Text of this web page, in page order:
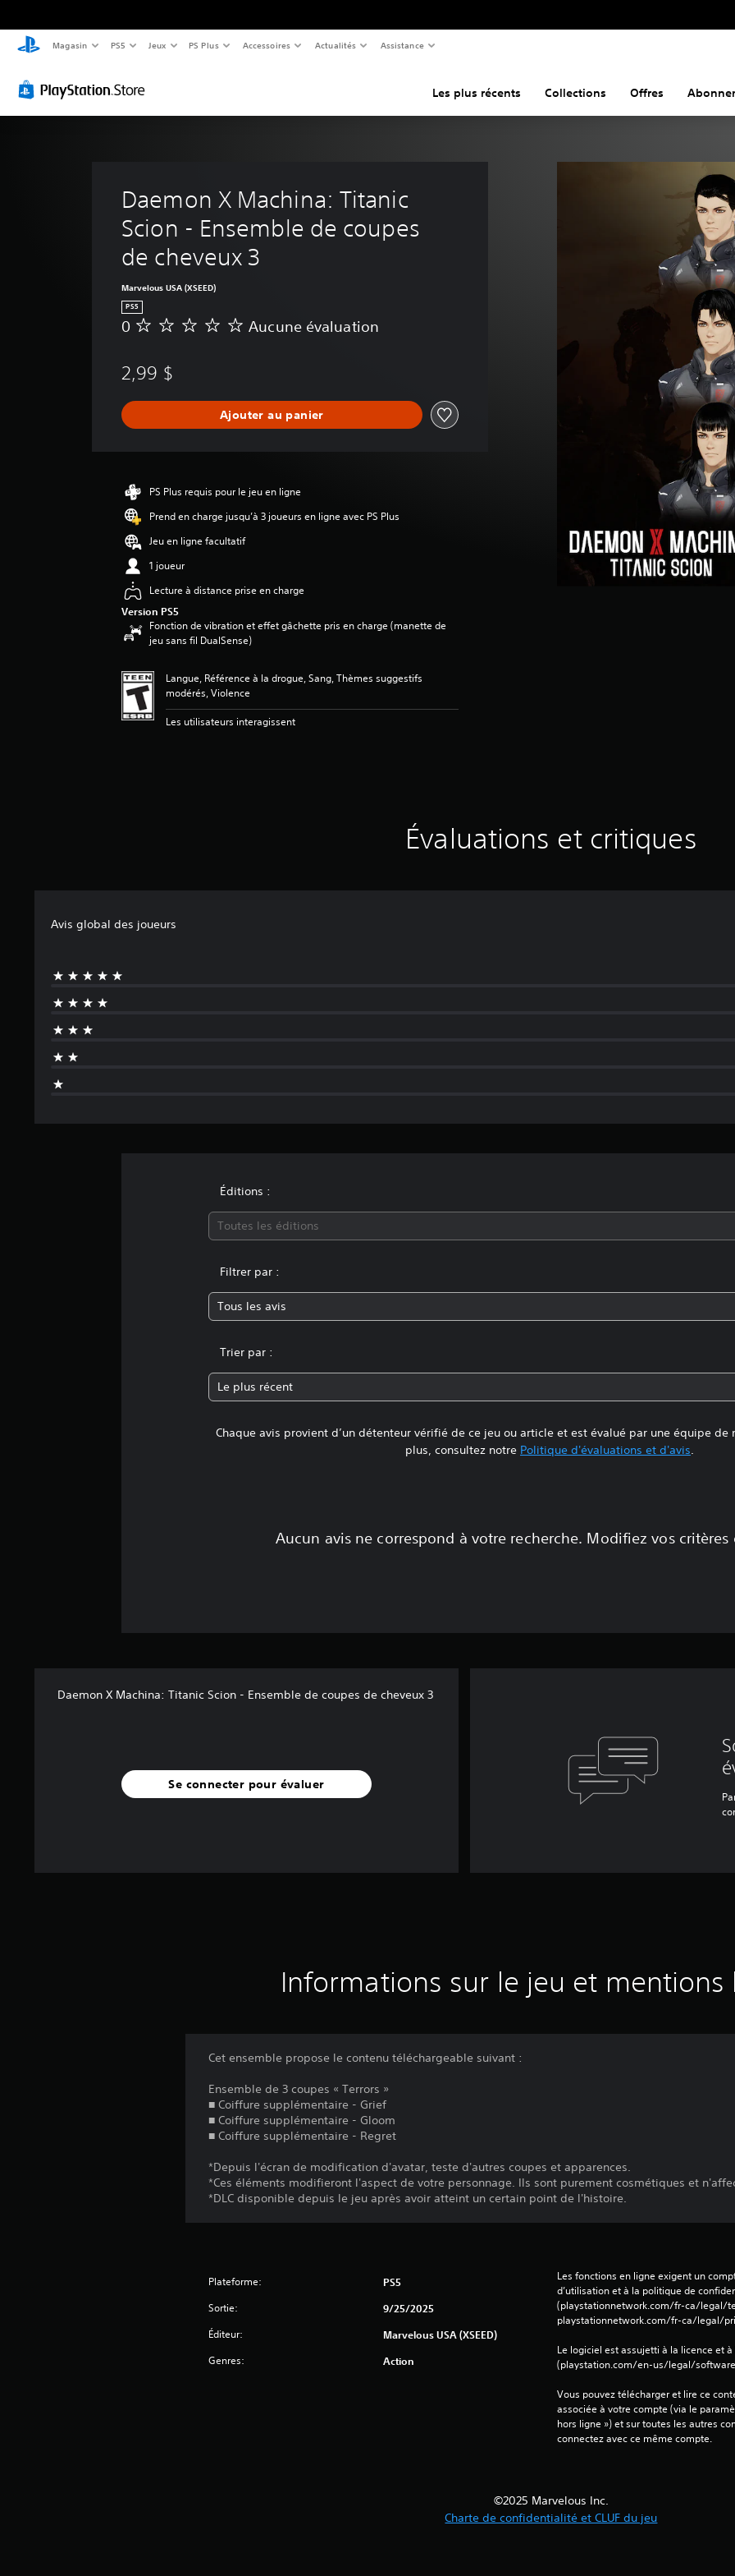
Magasin PS5 Jeux PS Plus Accessoires Actualités Assistance
Les plus récents Collections Offres
Daemon X Machina: Titanic
Scion - Ensemble de coupes
de cheveux 3
Marvelous USA (XSEED)
PS5
A
u
e
é
a
a
t
o
0 Aucune évaluation
2,99 $
Ajouter au panier
PS Plus requis pour le jeu en ligne
Prend en charge jusqu’à 3 joueurs en ligne avec PS Plus
Jeu en ligne facultatif
1 joueur
Lecture à distance prise en charge
Version PS5
Fonction de vibration et effet gâchette pris en charge (manette de
jeu sans fil DualSense)
Langue, Référence à la drogue, Sang, Thèmes suggestifs
modérés, Violence
Les utilisateurs interagissent
Évaluations et critiques
Avis global des joueurs
Éditions :
Toutes les éditions
Filtrer par :
Tous les avis
Trier par :
Le plus récent
Chaque avis provient d’un détenteur vérifié de ce jeu ou article et est évalué par une équipe de
plus, consultez notre Politique d'évaluations et d'avis.
Aucun avis ne correspond à votre recherche. Modifiez vos critères
Daemon X Machina: Titanic Scion - Ensemble de coupes de cheveux 3
Se connecter pour évaluer
Informations sur le jeu et mentions
Cet ensemble propose le contenu téléchargeable suivant :
Ensemble de 3 coupes « Terrors »
■ Coiffure supplémentaire - Grief
■ Coiffure supplémentaire - Gloom
■ Coiffure supplémentaire - Regret
*Depuis l'écran de modification d'avatar, teste d'autres coupes et apparences.
*Ces éléments modifieront l'aspect de votre personnage. Ils sont purement cosmétiques et
*DLC disponible depuis le jeu après avoir atteint un certain point de l'histoire.
Plateforme: PS5
Sortie: 9/25/2025
Éditeur: Marvelous USA (XSEED)
Genres: Action
Les fonctions en ligne exigent un
d’utilisation et à la politique de
(playstationnetwork.com/fr-ca/legal/
playstationnetwork.com/fr-ca/legal/
Le logiciel est assujetti à la licence et
(playstation.com/en-us/legal/
Vous pouvez télécharger et lire ce
associée à votre compte (via le
hors ligne ») et sur toutes les autres
connectez avec ce même compte.
©2025 Marvelous Inc.
Charte de confidentialité et CLUF du jeu